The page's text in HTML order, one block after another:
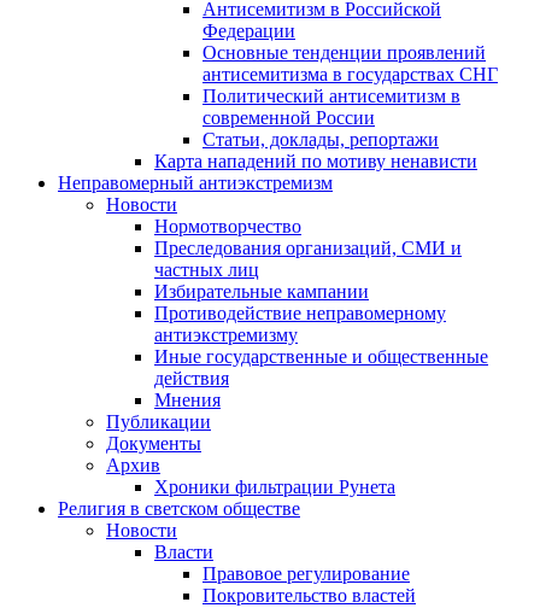
Антисемитизм в Российской
Федерации
Основные тенденции проявлений
антисемитизма в государствах СНГ
Политический антисемитизм в
современной России
Статьи, доклады, репортажи
Карта нападений по мотиву ненависти
Неправомерный антиэкстремизм
Новости
Нормотворчество
Преследования организаций, СМИ и
частных лиц
Избирательные кампании
Противодействие неправомерному
антиэкстремизму
Иные государственные и общественные
действия
Мнения
Публикации
Документы
Архив
Хроники фильтрации Рунета
Религия в светском обществе
Новости
Власти
Правовое регулирование
Покровительство властей